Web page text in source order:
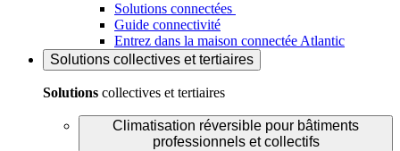
Solutions connectées
Guide connectivité
Entrez dans la maison connectée Atlantic
Solutions collectives et tertiaires
Solutions collectives et tertiaires
Climatisation réversible pour bâtiments
professionnels et collectifs